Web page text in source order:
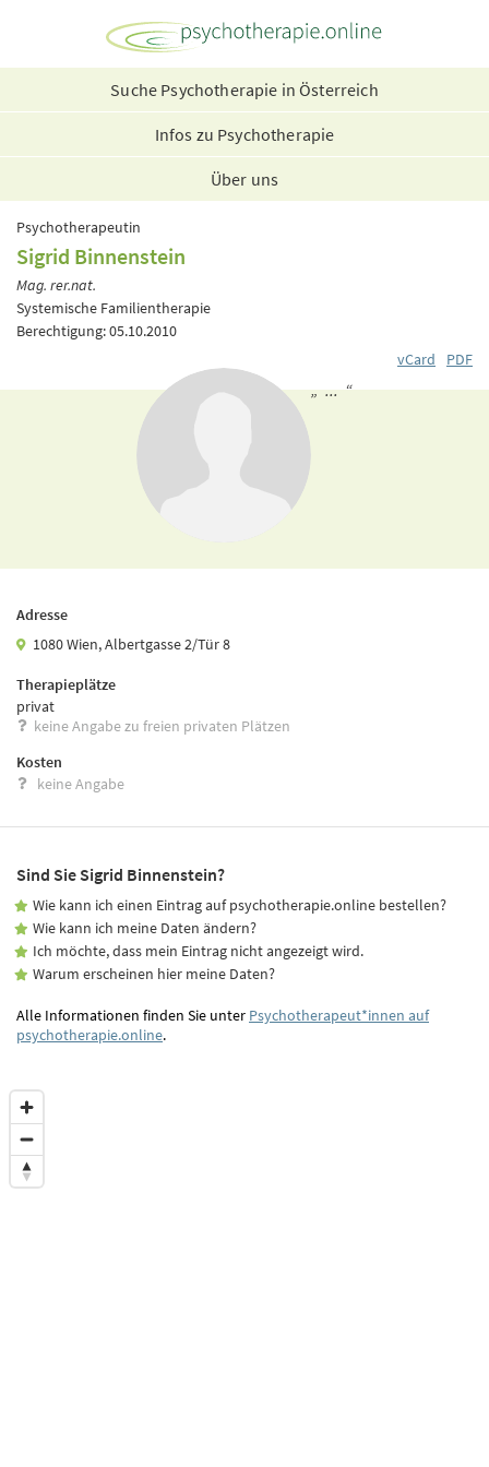
Suche Psychotherapie in Österreich
Infos zu Psychotherapie
Über uns
Psychotherapeutin
Sigrid Binnenstein
Mag. rer.nat.
Systemische Familientherapie
Berechtigung: 05.10.2010
vCard
PDF
„ ... “
Adresse
1080 Wien, Albertgasse 2/Tür 8
Therapieplätze
privat
keine Angabe zu freien privaten Plätzen
Kosten
keine Angabe
Sind Sie Sigrid Binnenstein?
Wie kann ich einen Eintrag auf psychotherapie.online bestellen?
Wie kann ich meine Daten ändern?
Ich möchte, dass mein Eintrag nicht angezeigt wird.
Warum erscheinen hier meine Daten?
Alle Informationen finden Sie unter Psychotherapeut*innen auf
psychotherapie.online.